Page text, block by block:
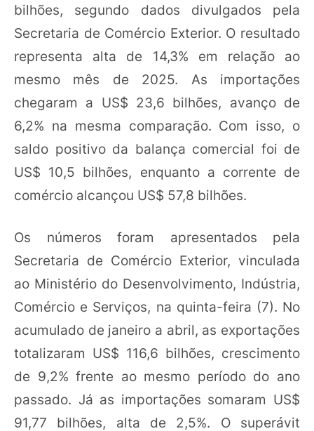
bilhões, segundo dados divulgados pela
Secretaria de Comércio Exterior. O resultado
representa alta de 14,3% em relação ao
mesmo mês de 2025. As importações
chegaram a US$ 23,6 bilhões, avanço de
6,2% na mesma comparação. Com isso, o
saldo positivo da balança comercial foi de
US$ 10,5 bilhões, enquanto a corrente de
comércio alcançou US$ 57,8 bilhões.
Os números foram apresentados pela
Secretaria de Comércio Exterior, vinculada
ao Ministério do Desenvolvimento, Indústria,
Comércio e Serviços, na quinta-feira (7). No
acumulado de janeiro a abril, as exportações
totalizaram US$ 116,6 bilhões, crescimento
de 9,2% frente ao mesmo período do ano
passado. Já as importações somaram US$
91,77 bilhões, alta de 2,5%. O superávit